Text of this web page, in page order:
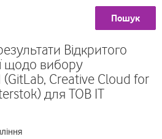
Пошук
Відкритого
щодо вибору
Creative Cloud for
для ТОВ ІТ